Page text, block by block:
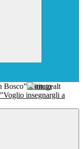
Istituto
"Voglio insegnargli a